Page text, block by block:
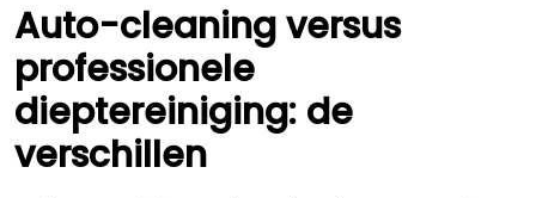
Auto-cleaning versus
professionele
dieptereiniging: de
verschillen